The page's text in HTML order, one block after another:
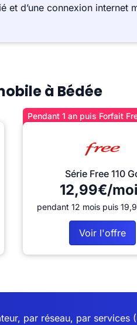
et d’une connexion internet
à Bédée
Pendant 1 an puis Forfait
Série Free 110
12,99€/
pendant 12 mois puis
Voir l'offre
par réseau, par services